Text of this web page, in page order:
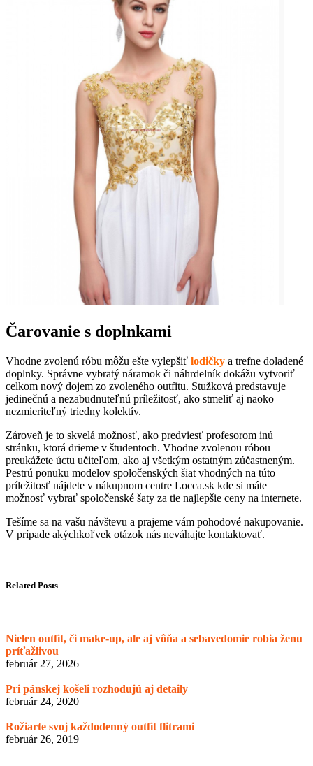
Čarovanie s doplnkami
Vhodne zvolenú róbu môžu ešte vylepšiť lodičky a trefne doladené
doplnky. Správne vybratý náramok či náhrdelník dokážu vytvoriť
celkom nový dojem zo zvoleného outfitu. Stužková predstavuje
jedinečnú a nezabudnuteľnú príležitosť, ako stmeliť aj naoko
nezmieriteľný triedny kolektív.
Zároveň je to skvelá možnosť, ako predviesť profesorom inú
stránku, ktorá drieme v študentoch. Vhodne zvolenou róbou
preukážete úctu učiteľom, ako aj všetkým ostatným zúčastneným.
Pestrú ponuku modelov spoločenských šiat vhodných na túto
príležitosť nájdete v nákupnom centre Locca.sk kde si máte
možnosť vybrať spoločenské šaty za tie najlepšie ceny na internete.
Tešíme sa na vašu návštevu a prajeme vám pohodové nakupovanie.
V prípade akýchkoľvek otázok nás neváhajte kontaktovať.
Related Posts
Nielen outfit, či make-up, ale aj vôňa a sebavedomie robia ženu
príťažlivou
február 27, 2026
Pri pánskej košeli rozhodujú aj detaily
február 24, 2020
Rožiarte svoj každodenný outfit flitrami
február 26, 2019